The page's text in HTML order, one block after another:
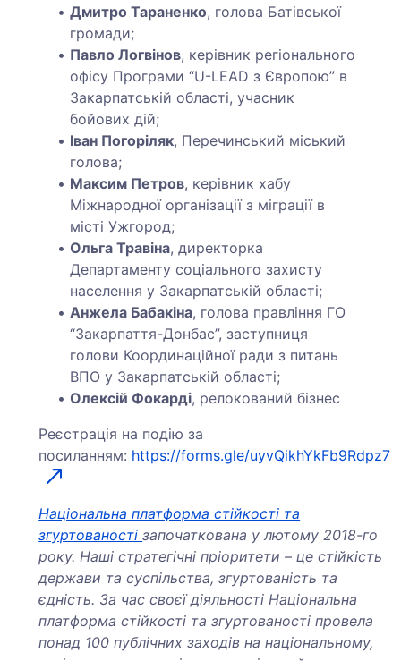
Дмитро Тараненко, голова Батівської
громади;
Павло Логвінов, керівник регіонального
офісу Програми “U-LEAD з Європою” в
Закарпатській області, учасник
бойових дій;
Іван Погоріляк, Перечинський міський
голова;
Максим Петров, керівник хабу
Міжнародної організації з міграції в
місті Ужгород;
Ольга Травіна, директорка
Департаменту соціального захисту
населення у Закарпатській області;
Анжела Бабакіна, голова правління ГО
“Закарпаття-Донбас”, заступниця
голови Координаційної ради з питань
ВПО у Закарпатській області;
Олексій Фокарді, релокований бізнес
Реєстрація на подію за
посиланням: https://forms.gle/uyvQikhYkFb9Rdpz7
Національна платформа стійкості та
згуртованостізапочаткована у лютому 2018-го
року. Наші стратегічні пріоритети – це стійкість
держави та суспільства, згуртованість та
єдність. За час своєї діяльності Національна
платформа стійкості та згуртованості провела
понад 100 публічних заходів на національному,